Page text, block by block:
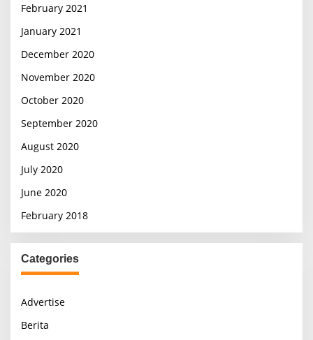
February 2021
January 2021
December 2020
November 2020
October 2020
September 2020
August 2020
July 2020
June 2020
February 2018
Categories
Advertise
Berita